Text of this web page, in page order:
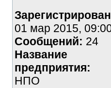
01 мар 2015,
Сообщений: 24
Название
предприятия:
НПО